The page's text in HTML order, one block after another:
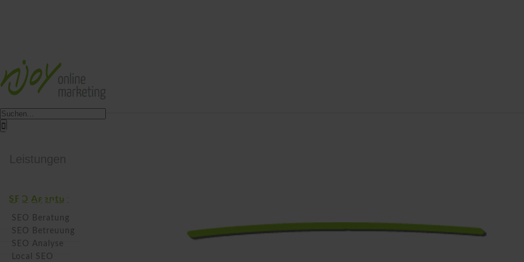
Suche
nach:
SEO Agentur
SEO Beratung
SEO Betreuung
SEO Analyse
Local SEO
Core Web Vitals – Was
das für SEO?